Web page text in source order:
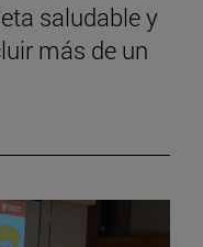
saludable y
más de un